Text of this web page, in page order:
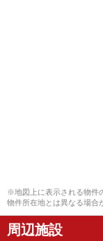
※地図上に表示される物件
物件所在地とは異なる場合
周辺施設